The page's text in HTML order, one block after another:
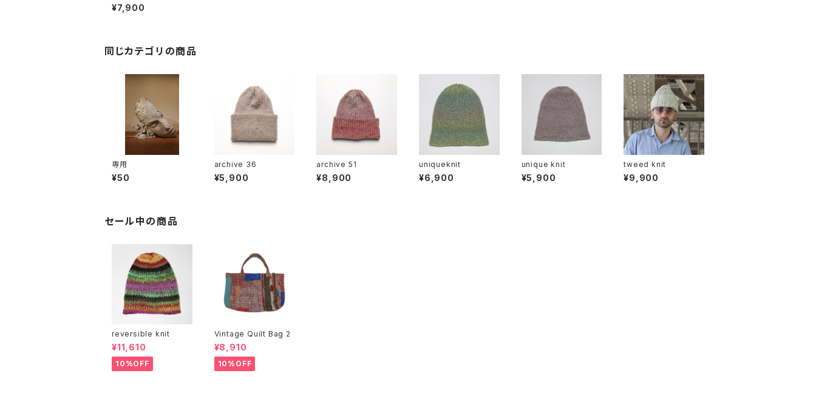
¥7,900
同じカテゴリの商品
専用
¥50
archive 36
¥5,900
archive 51
¥8,900
uniqueknit
¥6,900
unique knit
¥5,900
tweed knit
¥9,900
セール中の商品
reversible knit
¥11,610
10%OFF
Vintage Quilt Bag 2
¥8,910
10%OFF